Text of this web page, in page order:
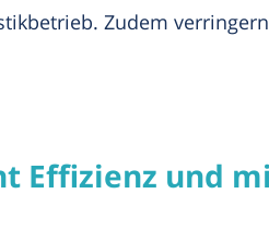
Zudem
Effizienz und